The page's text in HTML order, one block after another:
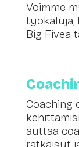
Voimme
työkaluja,
Big Fivea
Coaching
auttaa